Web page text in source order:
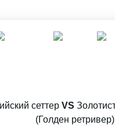
сеттер VS
(Голден ретривер)